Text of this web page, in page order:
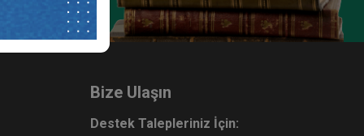
Bize Ulaşın
Destek Talepleriniz İçin: